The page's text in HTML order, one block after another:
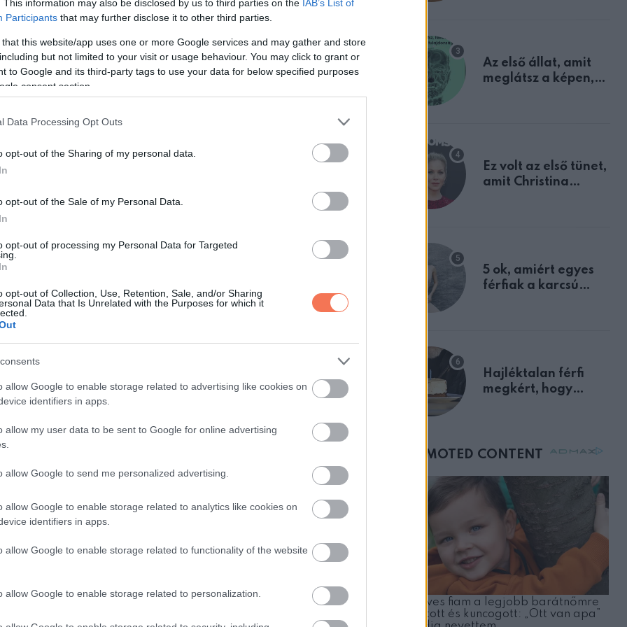
This information may also be disclosed by us to third parties on the IAB’s List of
Participants that may further disclose it to other third parties.
that this website/app uses one or more Google services and may gather and store
but not limited to your visit or usage behaviour. You may click to grant or
to Google and its third-party tags to use your data for below specified purposes
consent section.
Data Processing Opt Outs
opt-out of the Sharing of my personal data.
opt-out of the Sale of my Personal Data.
opt-out of processing my Personal Data for Targeted
opt-out of Collection, Use, Retention, Sale, and/or Sharing
Data that Is Unrelated with the Purposes for which it
allow Google to enable storage related to advertising like cookies on
identifiers in apps.
allow my user data to be sent to Google for online advertising
allow Google to send me personalized advertising.
allow Google to enable storage related to analytics like cookies on
identifiers in apps.
allow Google to enable storage related to functionality of the website
allow Google to enable storage related to personalization.
venni?
is utalhatnak. Ilyenkor az ér nemcsak látható, hanem gyakran
hozzá.
azért alakul ki, mert a vénákban lévő billentyűk meggyengülnek, így a vér
duzzanat, viszketés, vagy feszülés az ér környékén.
a szív felé. Idővel ez lábdagadáshoz, bőrelszíneződéshez és tartós
figyelj
meg. Ilyenek lehetnek:
Az első állat, amit
meglátsz a képen,
Ez volt az első tünet,
amit Christina
5 ok, amiért egyes
férfiak a karcsú
Hajléktalan férfi
megkért, hogy
mellettem ült az első